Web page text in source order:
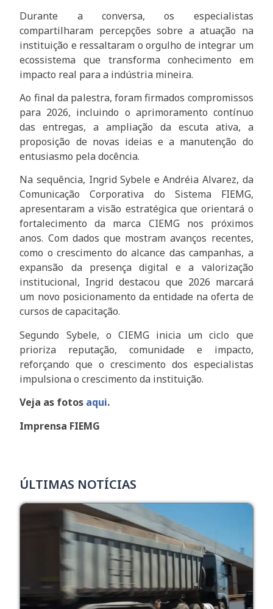
Durante a conversa, os especialistas
compartilharam percepções sobre a atuação na
instituição e ressaltaram o orgulho de integrar um
ecossistema que transforma conhecimento em
impacto real para a indústria mineira.
Ao final da palestra, foram firmados compromissos
para 2026, incluindo o aprimoramento contínuo
das entregas, a ampliação da escuta ativa, a
proposição de novas ideias e a manutenção do
entusiasmo pela docência.
Na sequência, Ingrid Sybele e Andréia Alvarez, da
Comunicação Corporativa do Sistema FIEMG,
apresentaram a visão estratégica que orientará o
fortalecimento da marca CIEMG nos próximos
anos. Com dados que mostram avanços recentes,
como o crescimento do alcance das campanhas, a
expansão da presença digital e a valorização
institucional, Ingrid destacou que 2026 marcará
um novo posicionamento da entidade na oferta de
cursos de capacitação.
Segundo Sybele, o CIEMG inicia um ciclo que
prioriza reputação, comunidade e impacto,
reforçando que o crescimento dos especialistas
impulsiona o crescimento da instituição.
Veja as fotos aqui.
Imprensa FIEMG
ÚLTIMAS NOTÍCIAS